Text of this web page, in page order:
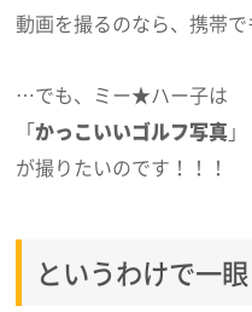
動画を撮るのなら、携帯で
…でも、ミー★ハー子は
「かっこいいゴルフ写真」
が撮りたいのです！！！
というわけで一